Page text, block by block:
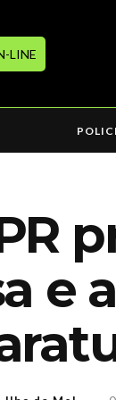
LINE
e